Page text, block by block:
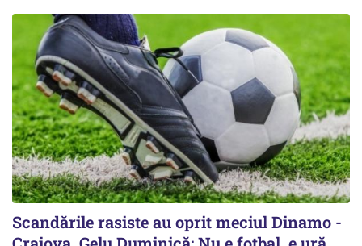
Scandările rasiste au oprit meciul Dinamo -